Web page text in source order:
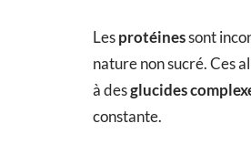
Lesprotéinessont
nature non sucré. Ces
à desglucides
constante.